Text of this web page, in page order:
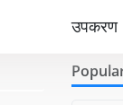
उपकरण